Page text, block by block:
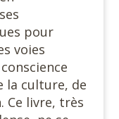
pour
voies
la culture, de
Ce livre, très